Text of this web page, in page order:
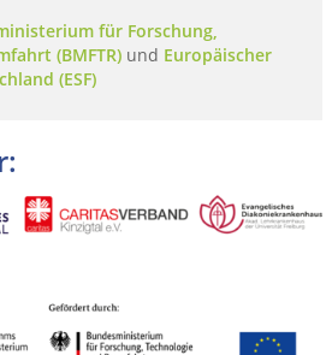
für Forschung,
(BMFTR) und Europäischer
(ESF)